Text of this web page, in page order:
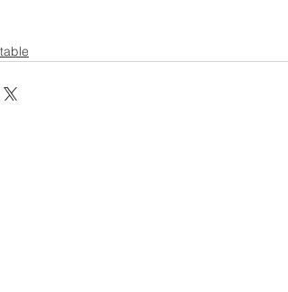
table